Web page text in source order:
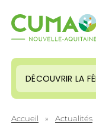
DÉCOUVRIR LA
Accueil » Actualités